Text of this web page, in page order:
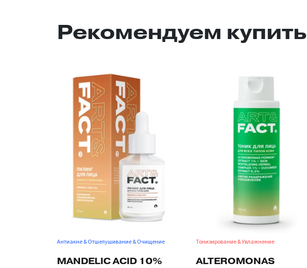
Рекомендуем купить
Антиакне & Отшелушивание & Очищение
MANDELIC ACID 10%
Тонизирование & Увлажнение
ALTEROMONAS